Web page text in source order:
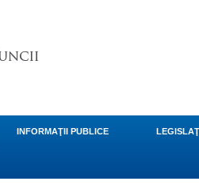
INFORMAŢII PUBLICE